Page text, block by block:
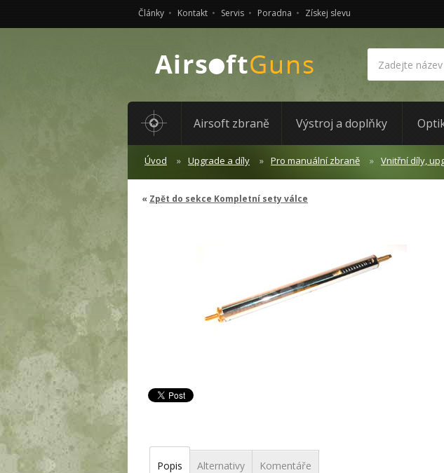
Články Kontakt Servis Poradna Získej slevu
Airsoft zbraně Výstroj a doplňky
Úvod Upgrade a díly Pro manuální zbraně Vnitřní díly,
Zpět do sekce Kompletní sety válce
Popis Alternativy Komentáře